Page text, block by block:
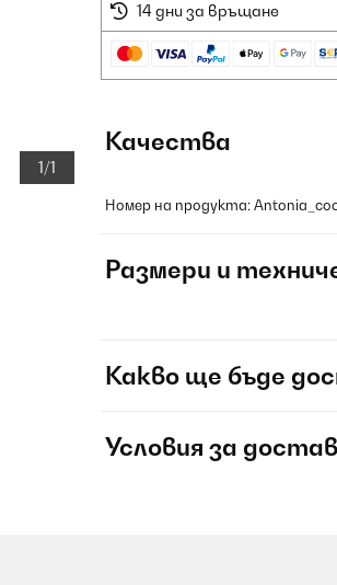
1/1
14 дни за връщане
Качества
Номер на продукта:
Размери и
Какво ще бъде
Условия за